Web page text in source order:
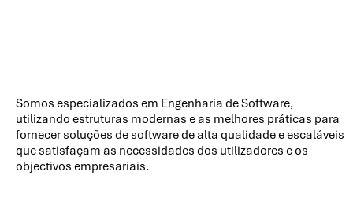
Somos especializados em Engenharia de Software,
utilizando estruturas modernas e as melhores práticas para
fornecer soluções de software de alta qualidade e escaláveis
que satisfaçam as necessidades dos utilizadores e os
objectivos empresariais.